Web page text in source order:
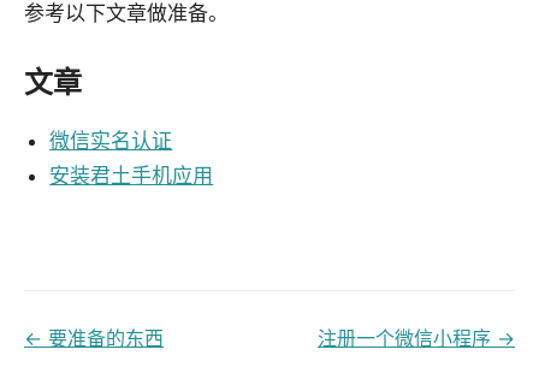
参考以下文章做准备。
文章
微信实名认证
安装君土手机应用
← 要准备的东西 注册一个微信小程序 →